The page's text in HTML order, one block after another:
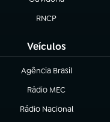
(abre em nova aba)
RNCP
(abre em nova aba)
Veículos
Agência Brasil
(abre em nova aba)
Rádio MEC
(abre em nova aba)
Rádio Nacional